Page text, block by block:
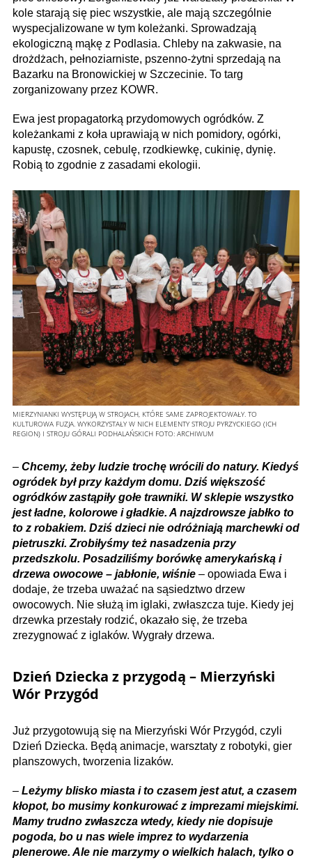
kole starają się piec wszystkie, ale mają szczególnie
wyspecjalizowane w tym koleżanki. Sprowadzają
ekologiczną mąkę z Podlasia. Chleby na zakwasie, na
drożdżach, pełnoziarniste, pszenno-żytni sprzedają na
Bazarku na Bronowickiej w Szczecinie. To targ
zorganizowany przez KOWR.
Ewa jest propagatorką przydomowych ogródków. Z
koleżankami z koła uprawiają w nich pomidory, ogórki,
kapustę, czos­nek, cebulę, rzodkiewkę, cukinię, dynię.
Robią to zgodnie z zasadami ekologii.
MIERZYNIANKI WYSTĘPUJĄ W STROJACH, KTÓRE SAME ZAPROJEKTOWAŁY. TO
KULTUROWA FUZJA. WYKORZYSTAŁY W NICH ELEMENTY STROJU PYRZYCKIEGO (ICH
REGION) I STROJU GÓRALI PODHALAŃSKICH FOTO: ARCHIWUM
– Chcemy, żeby ludzie trochę wrócili do natury. Kiedyś
ogródek był przy każdym domu. Dziś większość
ogródków zastąpiły gołe trawniki. W sklepie wszystko
jest ładne, kolorowe i gładkie. A najzdrowsze jabłko to
to z robakiem. Dziś dzieci nie odróżniają marchewki od
pietruszki. Zrobiłyśmy też nasadzenia przy
przedszkolu. Posadziliśmy borówkę amerykańską i
drzewa owocowe – jabłonie, wiśnie – opowiada Ewa i
dodaje, że trzeba uważać na sąsiedztwo drzew
owocowych. Nie służą im iglaki, zwłaszcza tuje. Kiedy jej
drzewka przestały rodzić, okazało się, że trzeba
zrezygnować z iglaków. Wygrały drzewa.
Dzień Dziecka z przygodą – Mierzyński
Wór Przygód
Już przygotowują się na Mierzyński Wór Przygód, czyli
Dzień Dziecka. Będą animacje, warsztaty z robotyki, gier
planszowych, tworzenia lizaków.
– Leżymy blisko miasta i to czasem jest atut, a czasem
kłopot, bo musimy konkurować z imprezami miejskimi.
Mamy trudno zwłaszcza wtedy, kiedy nie dopisuje
pogoda, bo u nas wiele imprez to wydarzenia
plenerowe. Ale nie marzymy o wielkich halach, tylko o